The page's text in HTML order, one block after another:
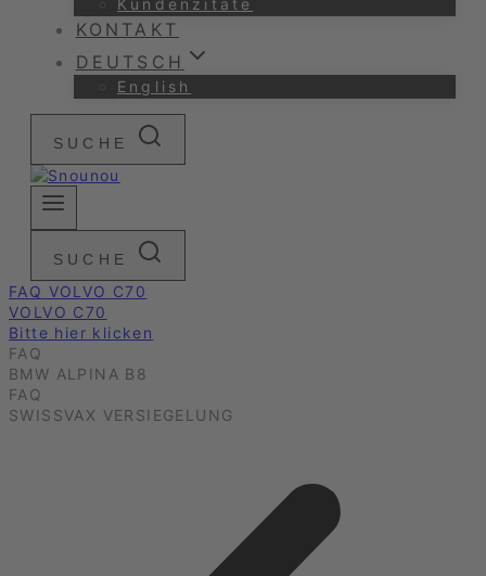
Kundenzitate
KONTAKT
DEUTSCH
English
SUCHE
SUCHE
FAQ VOLVO C70
VOLVO C70
Bitte hier klicken
FAQ
BMW ALPINA B8
FAQ
SWISSVAX VERSIEGELUNG